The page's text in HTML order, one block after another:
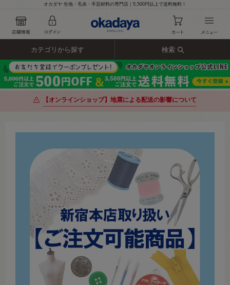
オカダヤ 生地・毛糸・手芸材料の専門店｜5,500円以上で送料無料！
カテゴリから探す 検索
【オンラインショップ】地震による配送の影響について